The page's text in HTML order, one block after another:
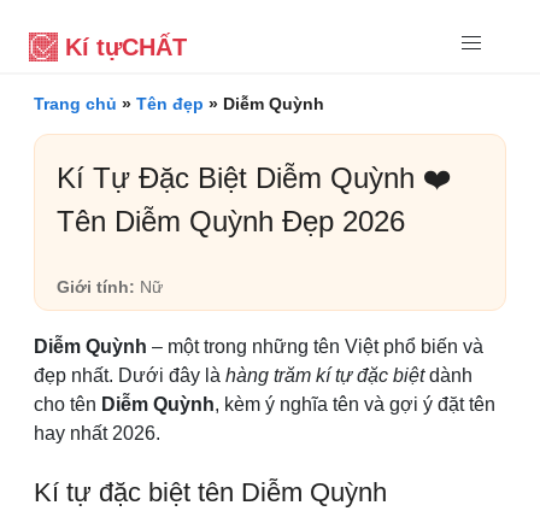
Kí tựCHẤT
Trang chủ » Tên đẹp » Diễm Quỳnh
Kí Tự Đặc Biệt Diễm Quỳnh ❤️
Tên Diễm Quỳnh Đẹp 2026
Giới tính: Nữ
Diễm Quỳnh – một trong những tên Việt phổ biến và
đẹp nhất. Dưới đây là hàng trăm kí tự đặc biệtdành
cho tên Diễm Quỳnh, kèm ý nghĩa tên và gợi ý đặt tên
hay nhất 2026.
Kí tự đặc biệt tên Diễm Quỳnh